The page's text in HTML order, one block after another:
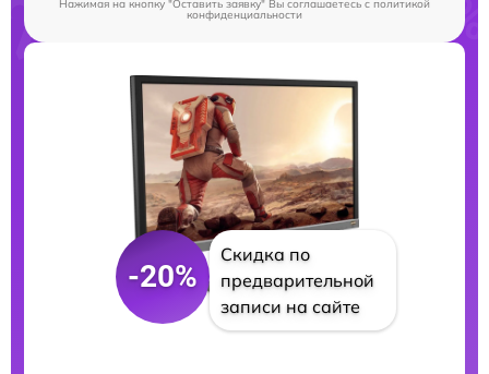
Нажимая на кнопку "Оставить заявку" Вы соглашаетесь cполитикой
конфиденциальности
-20%
Скидка по
предварительной
записи на сайте